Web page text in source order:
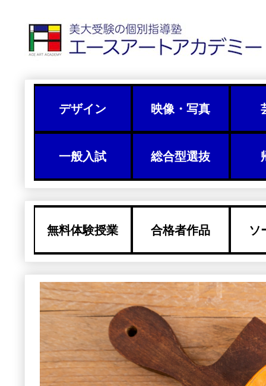
デザイン 映像・写真
一般入試 総合型選抜
無料体験授業 合格者作品 ソ
合格実績 武蔵